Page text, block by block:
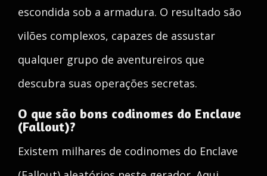
escondida sob a armadura. O resultado são
vilões complexos, capazes de assustar
qualquer grupo de aventureiros que
descubra suas operações secretas.
O que são bons codinomes do Enclave
(Fallout)?
Existem milhares de codinomes do Enclave